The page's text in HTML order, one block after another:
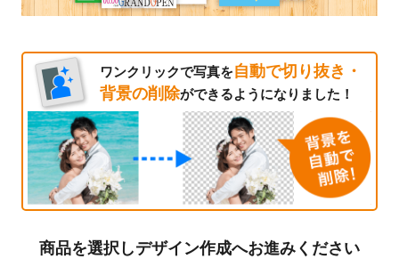
ワンクリックで写真を自動で切り抜き・
背景の削除ができるようになりました！
商品を選択しデザイン作成へお進みください